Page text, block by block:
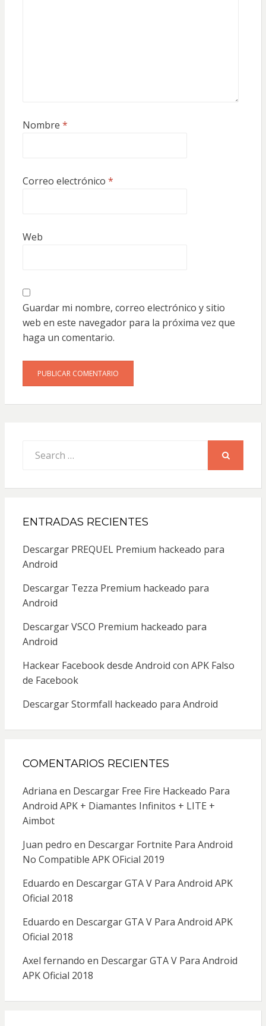
Nombre *
Correo electrónico *
Web
Guardar mi nombre, correo electrónico y sitio
web en este navegador para la próxima vez que
haga un comentario.
for:
ENTRADAS RECIENTES
Descargar PREQUEL Premium hackeado para
Android
Descargar Tezza Premium hackeado para
Android
Descargar VSCO Premium hackeado para
Android
Hackear Facebook desde Android con APK Falso
de Facebook
Descargar Stormfall hackeado para Android
COMENTARIOS RECIENTES
Adriana en Descargar Free Fire Hackeado Para
Android APK + Diamantes Infinitos + LITE +
Aimbot
Juan pedro en Descargar Fortnite Para Android
No Compatible APK OFicial 2019
Eduardo en Descargar GTA V Para Android APK
Oficial 2018
Eduardo en Descargar GTA V Para Android APK
Oficial 2018
Axel fernando en Descargar GTA V Para Android
APK Oficial 2018